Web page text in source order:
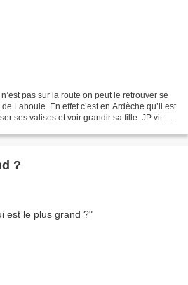
pas sur la route on peut le retrouver se
Laboule. En effet c’est en Ardèche qu’il est
ses valises et voir grandir sa fille. JP vit en
?